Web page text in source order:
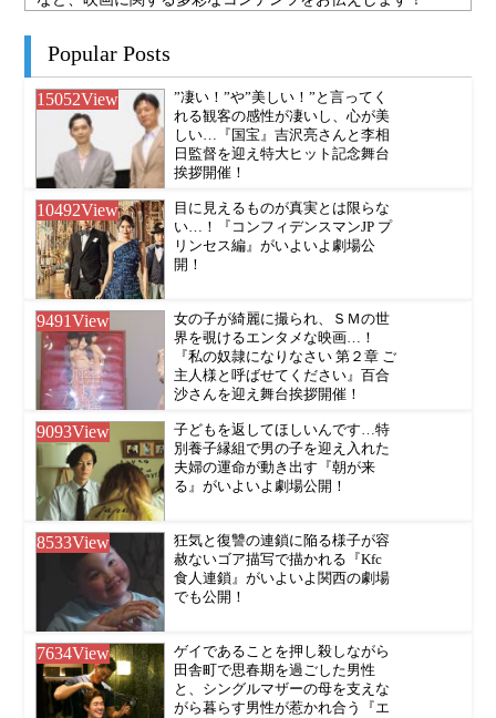
Popular Posts
15052View
”凄い！”や”美しい！”と言ってく
れる観客の感性が凄いし、心が美
しい…『国宝』吉沢亮さんと李相
日監督を迎え特大ヒット記念舞台
挨拶開催！
10492View
目に見えるものが真実とは限らな
い…！『コンフィデンスマンJP プ
リンセス編』がいよいよ劇場公
開！
9491View
女の子が綺麗に撮られ、ＳＭの世
界を覗けるエンタメな映画…！
『私の奴隷になりなさい 第２章 ご
主人様と呼ばせてください』百合
沙さんを迎え舞台挨拶開催！
9093View
子どもを返してほしいんです…特
別養子縁組で男の子を迎え入れた
夫婦の運命が動き出す『朝が来
る』がいよいよ劇場公開！
8533View
狂気と復讐の連鎖に陥る様子が容
赦ないゴア描写で描かれる『Kfc
食人連鎖』がいよいよ関西の劇場
でも公開！
7634View
ゲイであることを押し殺しながら
田舎町で思春期を過ごした男性
と、シングルマザーの母を支えな
がら暮らす男性が惹かれ合う『エ